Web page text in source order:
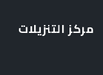
مركز التنزيلات